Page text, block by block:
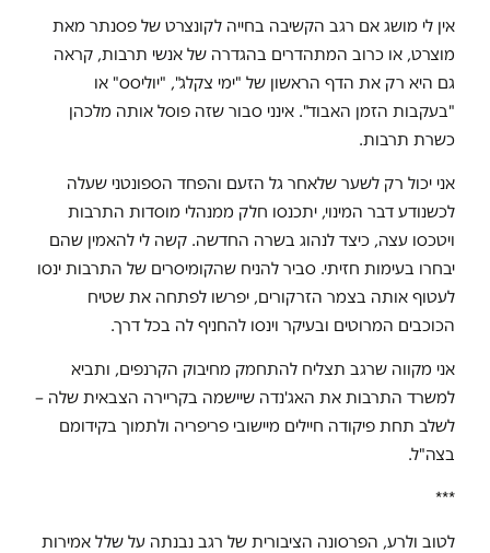
אין לי מושג אם רגב הקשיבה בחייה לקונצרט של פסנתר מאת
מוצרט, או כרוב המתהדרים בהגדרה של אנשי תרבות, קראה
גם היא רק את הדף הראשון של "ימי צקלג", "יוליסס" או
"בעקבות הזמן האבוד". אינני סבור שזה פוסל אותה מלכהן
כשרת תרבות.
אני יכול רק לשער שלאחר גל הזעם והפחד הספונטני שעלה
לכשנודע דבר המינוי, יתכנסו חלק ממנהלי מוסדות התרבות
ויטכסו עצה, כיצד לנהוג בשרה החדשה. קשה לי להאמין שהם
יבחרו בעימות חזיתי. סביר להניח שהקומיסרים של התרבות ינסו
לעטוף אותה בצמר הזרקורים, יפרשו לפתחה את שטיח
הכוכבים המרוטים ובעיקר וינסו להחניף לה בכל דרך.
אני מקווה שרגב תצליח להתחמק מחיבוק הקרנפים, ותביא
למשרד התרבות את האג'נדה שיישמה בקריירה הצבאית שלה –
לשלב תחת פיקודה חיילים מיישובי פריפריה ולתמוך בקידומם
בצה"ל.
***
לטוב ולרע, הפרסונה הציבורית של רגב נבנתה על שלל אמירות